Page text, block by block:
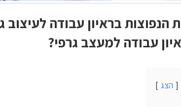
בראיון עבודה לעיצוב
עבודה למעצב גרפי?
הצג